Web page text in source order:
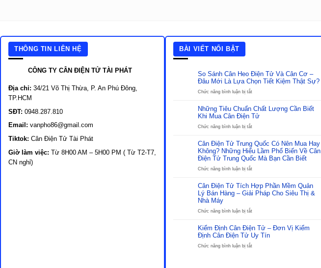
THÔNG TIN LIÊN HỆ
CÔNG TY CÂN ĐIỆN TỬ TÀI PHÁT
Địa chỉ: 34/21 Võ Thị Thừa, P. An Phú Đông,
TP.HCM
SĐT: 0948.287.810
Email: vanpho86@gmail.com
Tiktok: Cân Điện Tử Tài Phát
Giờ làm việc: Từ 8H00 AM – 5H00 PM ( Từ T2-T7,
CN nghỉ)
BÀI VIẾT NỔI BẬT
So Sánh Cân Heo Điện Tử Và Cân Cơ –
Đâu Mới Là Lựa Chọn Tiết Kiệm Thật Sự?
Chức năng bình luận bị tắtở
Cân
Heo
Điện
Cân
Cơ
–
Lựa
Chọn
Những Tiêu Chuẩn Chất Lượng Cần Biết
Khi Mua Cân Điện Tử
Chức năng bình luận bị tắtở
Chuẩn
Chất
Lượng
Cần
Mua
Cân
Cân Điện Tử Trung Quốc Có Nên Mua Hay
Không? Những Hiểu Lầm Phổ Biến Về Cân
Điện Tử Trung Quốc Mà Bạn Cần Biết
Chức năng bình luận bị tắtở
Tử
Trung
Có
Hay
Không?
Cân Điện Tử Tích Hợp Phần Mềm Quản
Lý Bán Hàng – Giải Pháp Cho Siêu Thị &
Nhà Máy
Chức năng bình luận bị tắtở
Tử
Tích
Hợp
Kiểm Định Cân Điện Tử – Đơn Vị Kiểm
Định Cân Điện Tử Uy Tín
Chức năng bình luận bị tắtở